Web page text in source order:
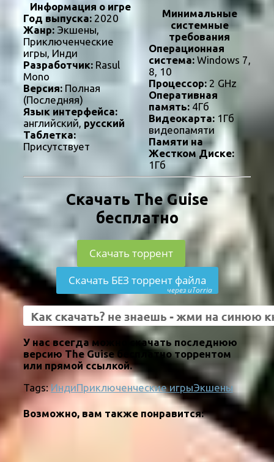
Информация о игре
Год выпуска: 2020
Жанр: Экшены,
Приключенческие
игры, Инди
Разработчик: Rasul
Mono
Версия: Полная
(Последняя)
Язык интерфейса:
английский, русский
Таблетка:
Присутствует
Минимальные
системные
требования
Операционная
система:Windows 7,
8, 10
Процессор:2 GHz
Оперативная
память:4Гб
Видеокарта:1Гб
видеопамяти
Памяти на
Жестком Диске:
1Гб
Скачать The Guise
бесплатно
Скачать торрент
Скачать БЕЗ торрент файла
через uTorria
У нас всегда можно скачать последнюю
версию The Guise бесплатно торрентом
или прямой ссылкой.
Tags: ИндиПриключенческие игрыЭкшены
Возможно, вам также понравится: